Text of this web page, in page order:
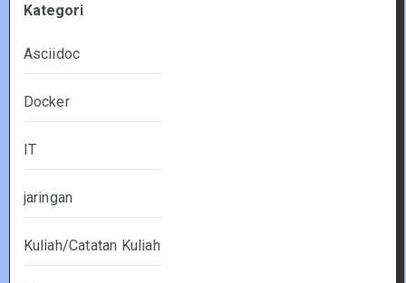
Kategori
Asciidoc
Docker
IT
jaringan
Kuliah/Catatan Kuliah